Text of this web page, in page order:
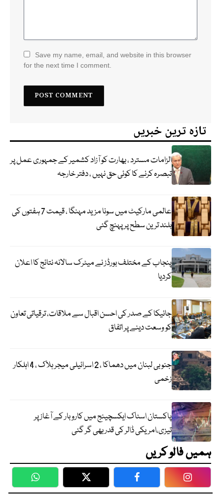
Save my name, email, and website in this browser
for the next time I comment.
تازہ ترین خبریں
الزامات مسترد ، بھارت کو آزاد کشمیر کے جمہوری عمل پر
تبصرہ کرنے کا کوئی حق نہیں ، دفتر خارجہ
عالمی مارکیٹ میں سونا مزید مہنگا ، قیمت 7 ہفتوں کی
بلند ترین سطح پر پہنچ گئی
پنجاب کے مختلف بورڈز نے میٹرک سالانہ نتائج کا اعلان
کردیا
جائیکا کے صدر کی احسن اقبال سے ملاقات، ترقیاتی تعاون
کو وسعت دینے پر اتفاق
جنوبی لبنان میں دھماکا ، 2 اسرائیلی میجر ہلاک ، 4 اہلکار
زخمی
پاکستان اسٹاک ایکسچینج میں کاروبار کے آغاز پر
تیزی،امریکی ڈالر کی قدر بھی گر گئی
ہمیں فالو کریں
WhatsApp Twitter Facebook